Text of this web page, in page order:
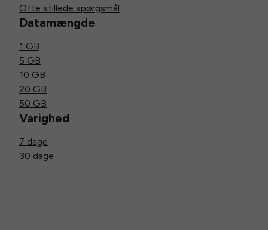
Ofte stillede spørgsmål
Datamængde
1 GB
5 GB
10 GB
20 GB
50 GB
Varighed
7 dage
30 dage